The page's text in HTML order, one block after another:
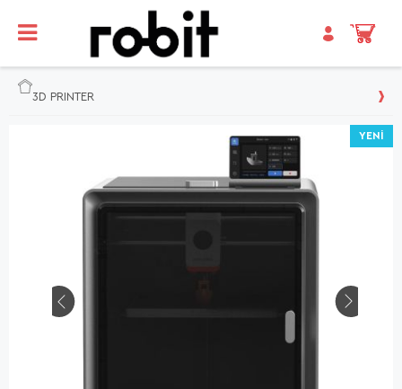
3D PRINTER
YENI